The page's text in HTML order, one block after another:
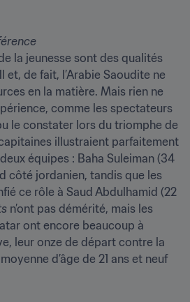
la jeunesse sont des qualités
de fait, l’Arabie Saoudite ne
en la matière. Mais rien ne
comme les spectateurs
le constater lors du triomphe de
illustraient parfaitement
équipes : Baha Suleiman (34
côté jordanien, tandis que les
ce rôle à Saud Abdulhamid (22
n’ont pas démérité, mais les
ont encore beaucoup à
leur onze de départ contre la
d’âge de 21 ans et neuf